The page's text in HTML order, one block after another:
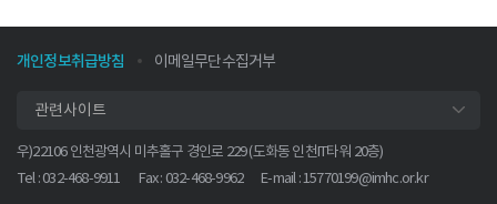
개인정보취급방침 이메일무단수집거부
관련사이트
우)22106 인천광역시 미추홀구 경인로 229 (도화동 인천IT타워 20층)
Tel : 032-468-9911
Fax : 032-468-9962 E-mail :15770199@imhc.or.kr